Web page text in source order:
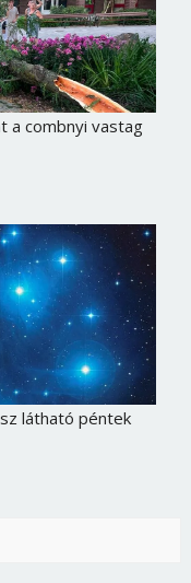
a combnyi vastag
látható péntek